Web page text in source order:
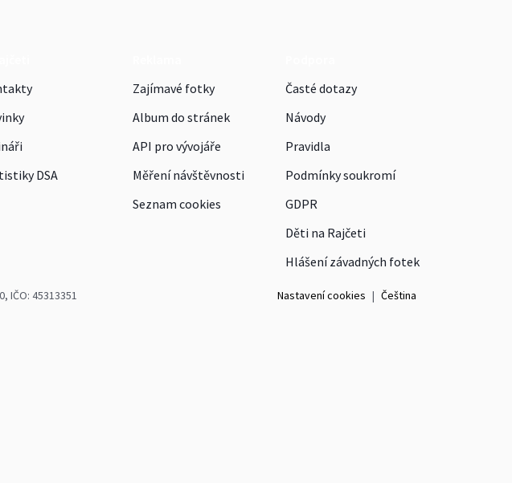
DSA
Zajímavé fotky
Album do stránek
API pro vývojáře
Měření návštěvnosti
Seznam cookies
Časté dotazy
Návody
Pravidla
Podmínky soukromí
GDPR
Děti na Rajčeti
Hlášení závadných fotek
IČO: 45313351 Nastavení cookies | Čeština